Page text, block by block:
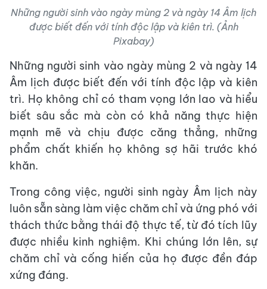
Những người sinh vào ngày mùng 2 và ngày 14 Âm lịch
được biết đến với tính độc lập và kiên trì. (Ảnh
Pixabay)
Những người sinh vào ngày mùng 2 và ngày 14
Âm lịch được biết đến với tính độc lập và kiên
trì. Họ không chỉ có tham vọng lớn lao và hiểu
biết sâu sắc mà còn có khả năng thực hiện
mạnh mẽ và chịu được căng thẳng, những
phẩm chất khiến họ không sợ hãi trước khó
khăn.
Trong công việc, người sinh ngày Âm lịch này
luôn sẵn sàng làm việc chăm chỉ và ứng phó với
thách thức bằng thái độ thực tế, từ đó tích lũy
được nhiều kinh nghiệm. Khi chúng lớn lên, sự
chăm chỉ và cống hiến của họ được đền đáp
xứng đáng.